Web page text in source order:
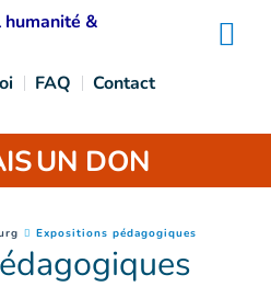
FAQ
Contact
UN DON
Expositions pédagogiques